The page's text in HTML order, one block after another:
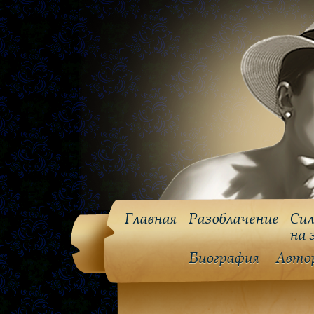
Главная Разоблачение
на
Биография